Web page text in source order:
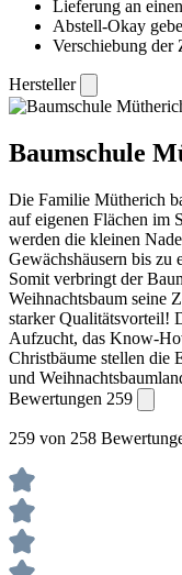
Lieferung an
Abstell-Okay
Verschiebung der
Hersteller
Baumschule
Die Familie Mütherich
auf eigenen Flächen im
werden die kleinen
Gewächshäusern bis zu
Somit verbringt der
Weihnachtsbaum seine
starker Qualitätsvorteil!
Aufzucht, das Know-
Christbäume stellen die
und
Bewertungen 259
259 von 258